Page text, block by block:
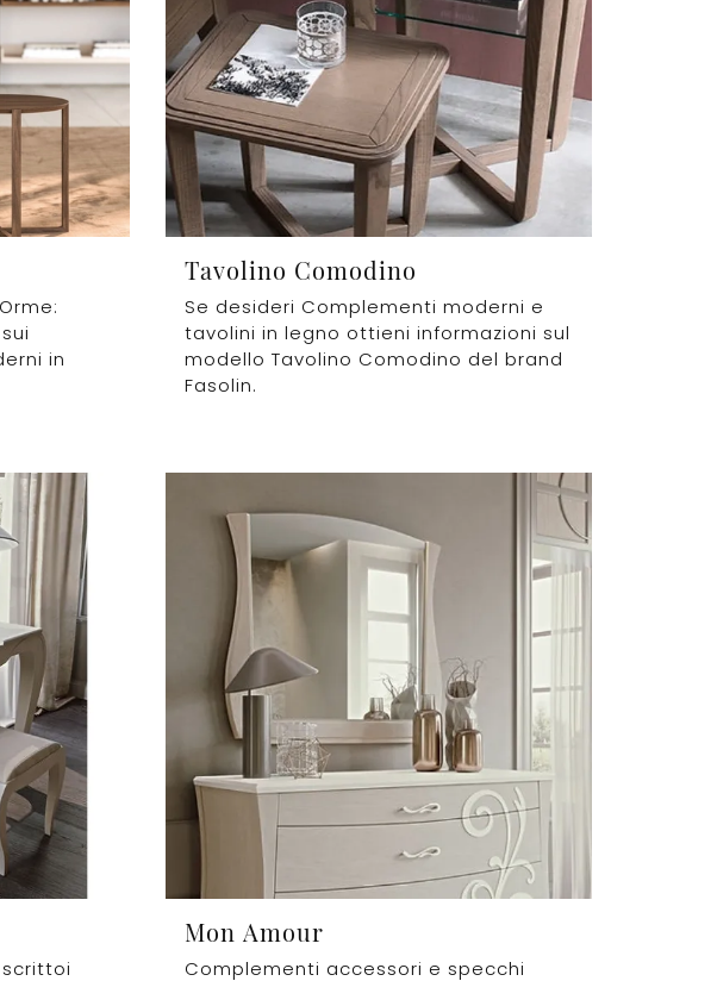
in
Tavolino Comodino
Se desideri Complementi moderni e
tavolini in legno ottieni informazioni sul
modello Tavolino Comodino del brand
Fasolin.
Mon Amour
Complementi accessori e specchi